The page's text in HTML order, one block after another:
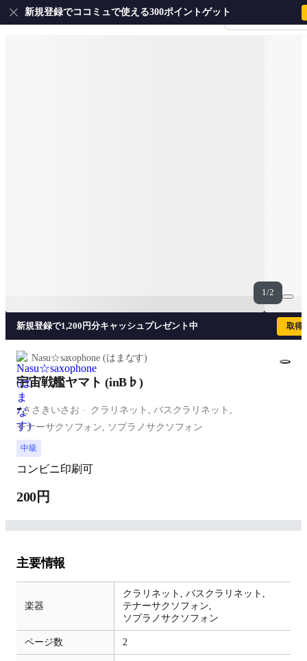
会員登録・ログイ
新規登録でココミュで使える300ポイントゲット
1/2
新規登録で1,200円分キャッシュプレゼント中 取得
Nasu☆saxophone (はまなす)
宇宙戦艦ヤマト (inB♭)
-ささきいさお クラリネット, バスクラリネット,
テナーサクソフォン, ソプラノサクソフォン
中級
コンビニ印刷可
200円
主要情報
楽器
クラリネット, バスクラリネット,
テナーサクソフォン,
ソプラノサクソフォン
ページ数 2